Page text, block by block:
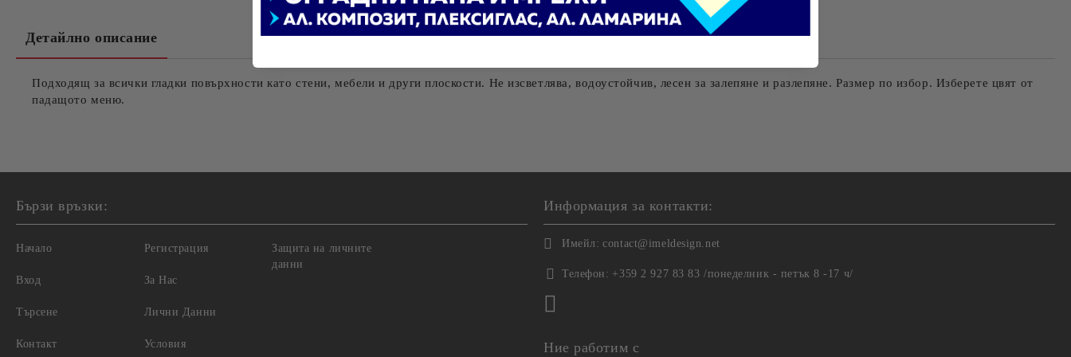
Детайлно описание
Подходящ за всички гладки повърхности като стени, мебели и други плоскости. Не изсветлява, водоустойчив, лесен за залепяне и разлепяне. Размер по избор. Изберете цвят от
падащото меню.
Бързи връзки:
Начало
Вход
Търсене
Контакт
Регистрация
За Нас
Лични Данни
Условия
Защита на личните
данни
Информация за контакти:
Имейл: contact@imeldesign.net
Телефон: +359 2 927 83 83 /понеделник - петък 8 -17 ч/
Ние работим с